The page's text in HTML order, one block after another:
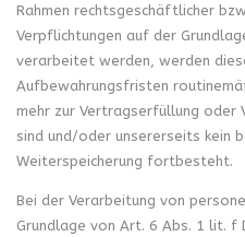
Rahmen rechtsgeschäftlicher
Verpflichtungen auf der
verarbeitet werden, werden
Aufbewahrungsfristen
mehr zur Vertragserfüllung oder
sind und/oder unsererseits kein
Weiterspeicherung fortbesteht.
Bei der Verarbeitung von
Grundlage von Art. 6 Abs. 1 lit. f